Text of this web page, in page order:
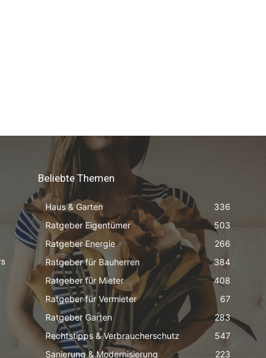
Beliebte Themen
Haus & Garten
336
Ratgeber Eigentümer
503
Ratgeber Energie
266
Ratgeber für Bauherren
384
Ratgeber für Mieter
408
Ratgeber für Vermieter
67
Ratgeber Garten
283
Rechtstipps & Verbraucherschutz
547
Sanierung & Modernisierung
223